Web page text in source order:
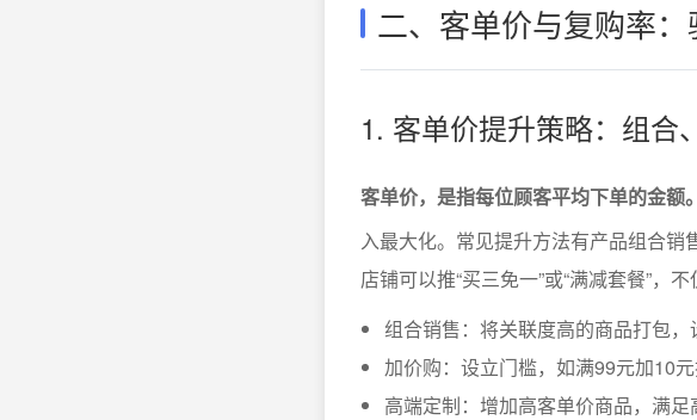
二、客单价与复购率：
1. 客单价提升策略：组合
客单价，是指每位顾客平均下单的金额。
入最大化。常见提升方法有产品组合
店铺可以推“买三免一”或“满减套餐”，
组合销售：将关联度高的商品打包，
加价购：设立门槛，如满99元加10
高端定制：增加高客单价商品，满足